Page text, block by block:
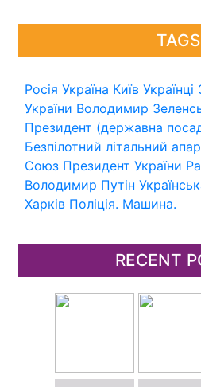
TAGS
Росія Україна Київ Українці
України Володимир
Президент (державна
Безпілотний літальний
Союз Президент України
Володимир Путін
Харків Поліція. Машина.
RECENT